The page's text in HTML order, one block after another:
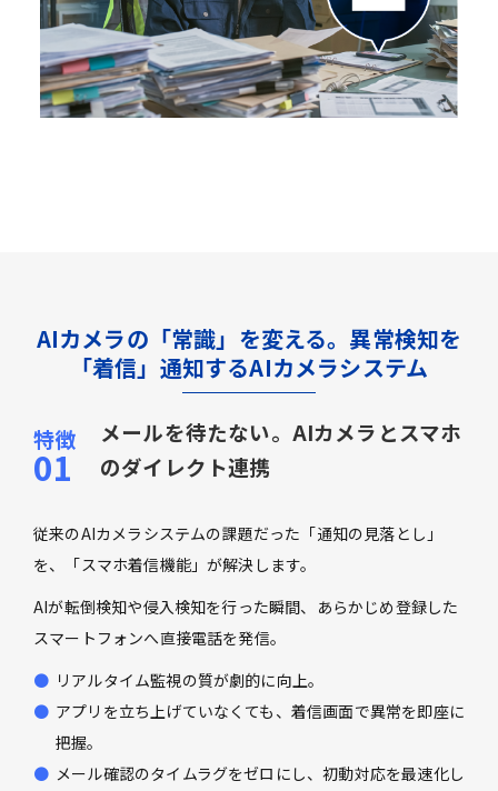
AIカメラの「常識」を変える。異常検知を
「着信」通知するAIカメラシステム
メールを待たない。AIカメラとスマホ
のダイレクト連携
従来のAIカメラシステムの課題だった「通知の見落とし」
を、「スマホ着信機能」が解決します。
AIが転倒検知や侵入検知を行った瞬間、あらかじめ登録した
スマートフォンへ直接電話を発信。
リアルタイム監視の質が劇的に向上。
アプリを立ち上げていなくても、着信画面で異常を即座に
把握。
メール確認のタイムラグをゼロにし、初動対応を最速化し